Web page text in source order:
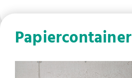
Papiercontainer